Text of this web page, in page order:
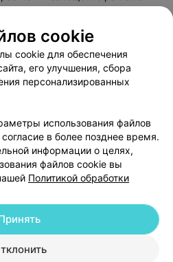
Способы оплаты
Партнеры
103.by
данных
| 220012, Республика Беларусь,
cookie
cookie для обеспечения
его улучшения, сбора
персонализированных
использования файлов
в более позднее время.
информации о целях,
файлов cookie вы
Политикой обработки